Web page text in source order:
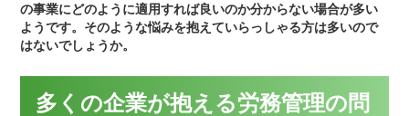
の事業にどのように適用すれば良いのか分からない場合が多い
ようです。そのような悩みを抱えていらっしゃる方は多いので
はないでしょうか。
多くの企業が抱える労務管理の問